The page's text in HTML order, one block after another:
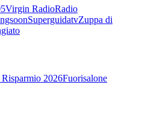
Virgin RadioRadio
SuperguidatvZuppa di
Risparmio 2026Fuorisalone